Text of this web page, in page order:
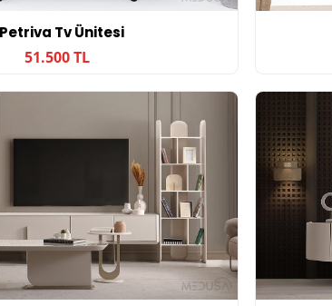
Petriva Tv Ünitesi
51.500 TL